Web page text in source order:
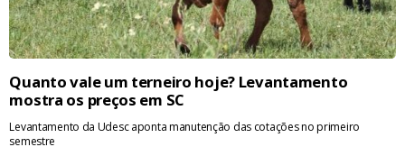
Quanto vale um terneiro hoje? Levantamento
mostra os preços em SC
Levantamento da Udesc aponta manutenção das cotações no primeiro
semestre